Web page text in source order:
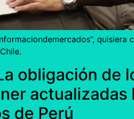
obligación de
de Perú